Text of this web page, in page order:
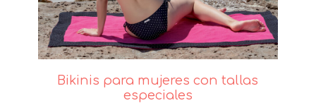
Bikinis para mujeres con tallas
especiales